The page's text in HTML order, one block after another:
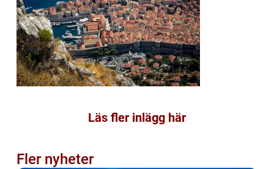
Läs fler inlägg här
Fler nyheter